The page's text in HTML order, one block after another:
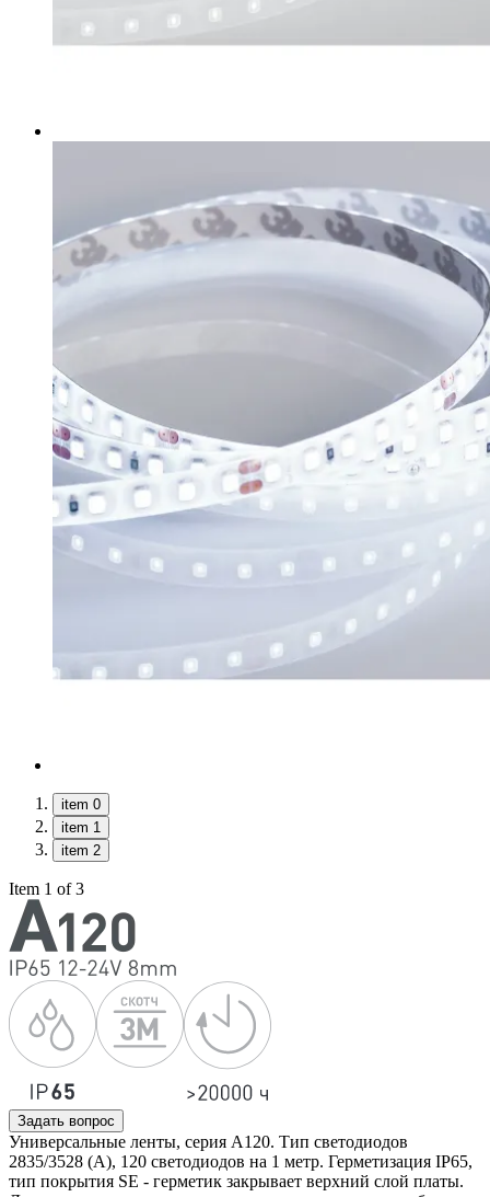
item 0
item 1
item 2
Item 1 of 3
Задать вопрос
Универсальные ленты, серия А120. Тип светодиодов
2835/3528 (А), 120 светодиодов на 1 метр. Герметизация IP65,
тип покрытия SE - герметик закрывает верхний слой платы.